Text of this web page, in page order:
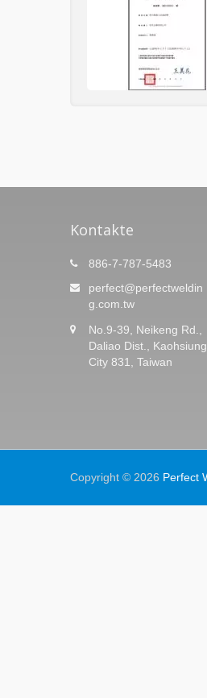
Kontakte
886-7-787-5483
perfect@perfectweldin
g.com.tw
No.9-39, Neikeng Rd.,
Daliao Dist., Kaohsiung
City 831, Taiwan
Copyright © 2026 Perfect